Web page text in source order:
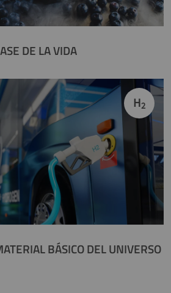
DE LA VIDA
H2
BÁSICO DEL UNIVERSO